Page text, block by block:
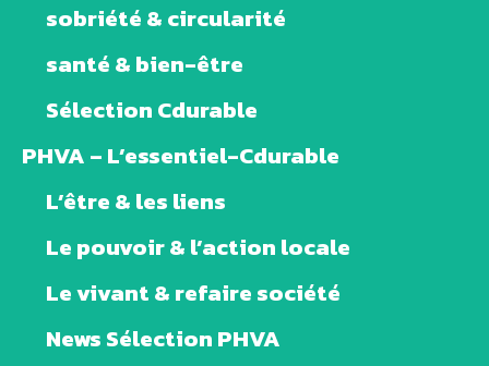
sobriété & circularité
santé & bien-être
Sélection Cdurable
PHVA – L’essentiel-Cdurable
L’être & les liens
Le pouvoir & l’action locale
Le vivant & refaire société
News Sélection PHVA